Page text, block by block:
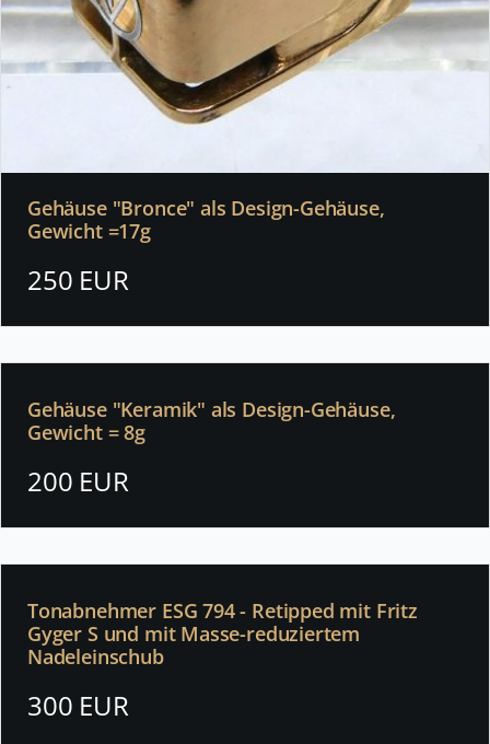
Gehäuse "Bronce" als Design-Gehäuse,
Gewicht =17g
250 EUR
Gehäuse "Keramik" als Design-Gehäuse,
Gewicht = 8g
200 EUR
Tonabnehmer ESG 794 - Retipped mit Fritz
Gyger S und mit Masse-reduziertem
Nadeleinschub
300 EUR